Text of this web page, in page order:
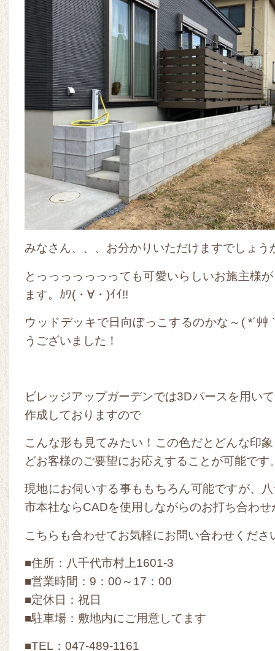
みなさん、、、お分かりいただけますでしょう
とっっっっっっっても可愛いらしいお施主様
ます。ｶﾜ(・∀・)ｲｲ!!
ウッドデッキで日向ぼっこするのかな～( *´艸
うございました！
ビレッジアップガーデンでは3Dパースを用い
作成しておりますので
こんな形も見てみたい！この色だとどんな印
どお客様のご要望にお応えすることが可能です
現地にお伺いする事ももちろん可能ですが、
市本社ならCADを使用しながらのお打ち合わ
こちらも合わせてお気軽にお問い合わせくださ
■住所：八千代市村上1601-3
■営業時間：9：00～17：00
■定休日：祝日
■駐車場：敷地内にご用意してます
■TEL：047-489-1161